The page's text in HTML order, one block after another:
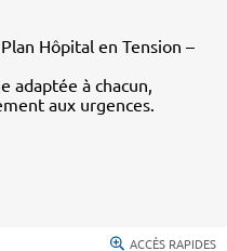
Hôpital en Tension –
adaptée à chacun,
aux urgences.
ACCÈS RAPIDES